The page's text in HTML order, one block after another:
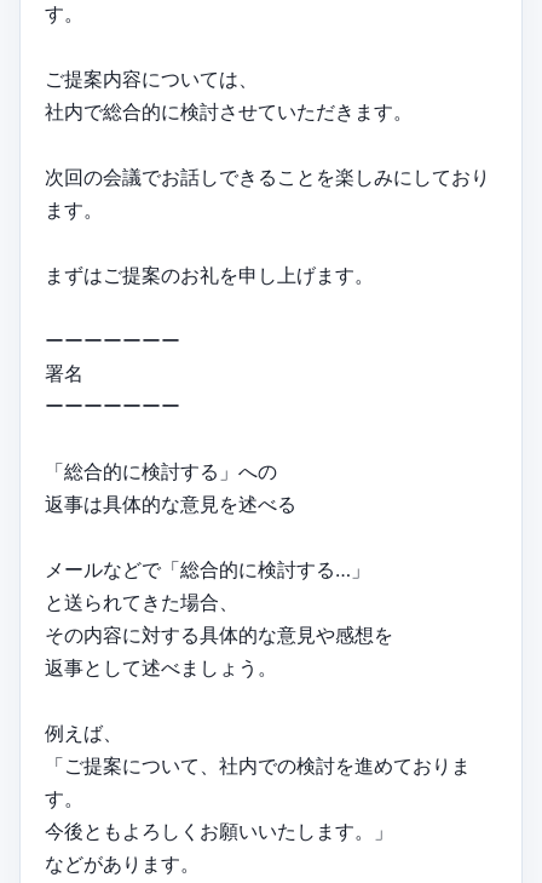
す。
ご提案内容については、
社内で総合的に検討させていただきます。
次回の会議でお話しできることを楽しみにしており
ます。
まずはご提案のお礼を申し上げます。
ーーーーーーー
署名
ーーーーーーー
「総合的に検討する」への
返事は具体的な意見を述べる
メールなどで「総合的に検討する…」
と送られてきた場合、
その内容に対する具体的な意見や感想を
返事として述べましょう。
例えば、
「ご提案について、社内での検討を進めておりま
す。
今後ともよろしくお願いいたします。」
などがあります。